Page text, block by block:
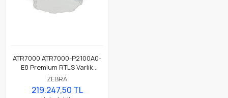
ATR7000 ATR7000-P2100A0-
E8 Premium RTLS Varlık
İzleme Okuyucusu (RTLS-
CLAS İşlemini Destekler)
ZEBRA
219.247,50 TL